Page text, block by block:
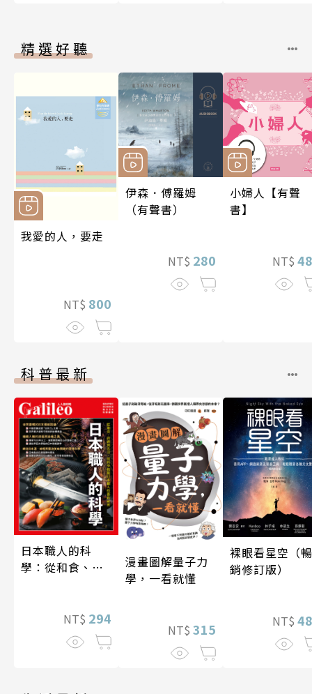
精選好聽
我愛的人，要走
NT$ 800
伊森．傅羅姆
（有聲書）
NT$ 280
小婦人【有聲
書】
NT$
科普最新
日本職人的科
學：從和食、清
技藝的祕密 人人
伽利略45
NT$ 294
漫畫圖解量子力
學，一看就懂
NT$ 315
裸眼看星空（暢
銷修訂版）
NT$